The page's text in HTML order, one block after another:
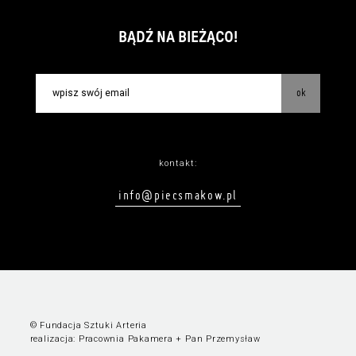
BĄDŹ NA BIEŻĄCO!
ok
kontakt:
info@piecsmakow.pl
© Fundacja Sztuki Arteria
realizacja: Pracownia Pakamera + Pan Przemysław